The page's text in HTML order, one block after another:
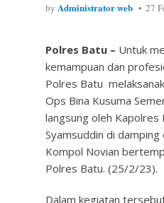
by Administrator web 27
Polres Batu – Untuk
kemampuan dan
Polres Batu
Ops Bina Kusuma
langsung oleh Kapolres
Syamsuddin di
Kompol Novian
Polres Batu. (25/2/23).
Dalam kegiatan